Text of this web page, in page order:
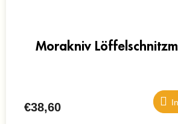
Morakniv
€38,60